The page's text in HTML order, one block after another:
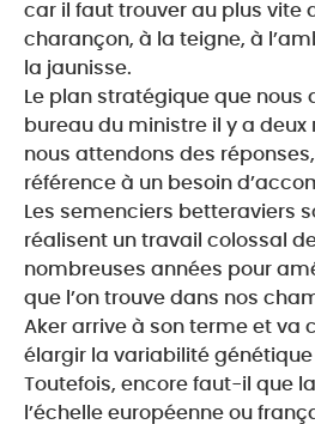
car il faut trouver au plus vite
charançon, à la teigne, à
la jaunisse.
Le plan stratégique que nous
bureau du ministre il y a deux
nous attendons des
référence à un besoin
Les semenciers betteraviers
réalisent un travail colossal
nombreuses années pour
que l’on trouve dans nos
Aker arrive à son terme et va
élargir la variabilité
Toutefois, encore faut-il que
l’échelle européenne ou